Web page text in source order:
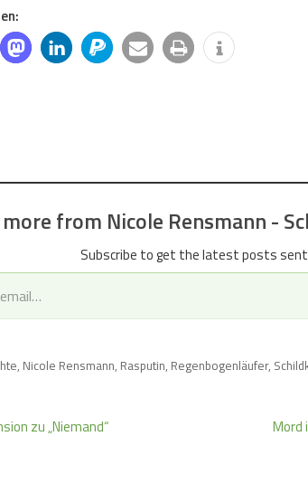
from Nicole Rensmann -
Subscribe to get the latest posts
, Nicole Rensmann, Rasputin, Regenbogenläufer,
zu „Niemand“
Mord